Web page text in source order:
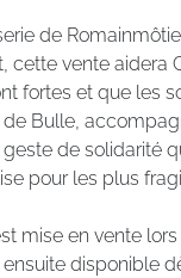
de
cette vente aidera
fortes et que les
de Bulle,
de solidarité
pour les plus
mise en vente
ensuite disponible